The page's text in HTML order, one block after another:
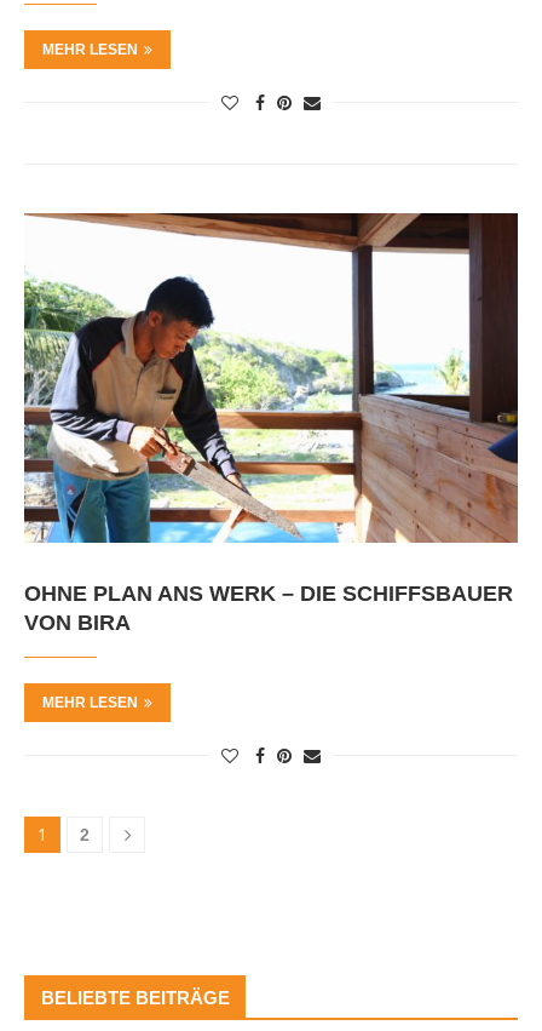
MEHR LESEN
OHNE PLAN ANS WERK – DIE SCHIFFSBAUER
VON BIRA
MEHR LESEN
1 2
BELIEBTE BEITRÄGE